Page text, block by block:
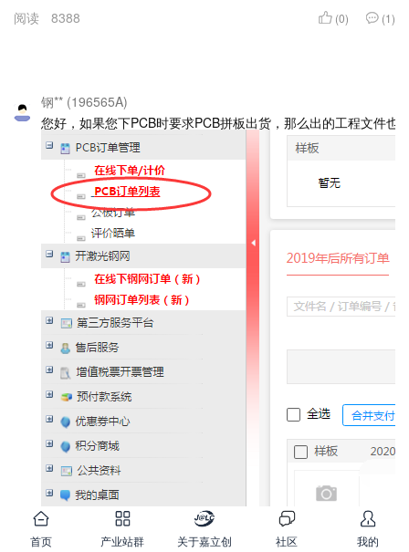
阅读 8388 (0) (1)
钢** (196565A)
您好，如果您下PCB时要求PCB拼板出货，那么出的工程文件
首页 产业站群 关于嘉立创 社区 我的